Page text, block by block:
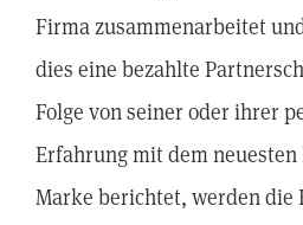
Firma zusammenarbeitet
dies eine bezahlte
Folge von seiner oder ihrer
Erfahrung mit dem
Marke berichtet, werden die